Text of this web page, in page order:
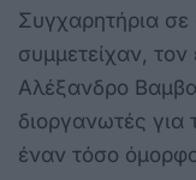
Συγχαρητήρια
συμμετείχαν,
Αλέξανδρο
διοργανωτές για
έναν τόσο